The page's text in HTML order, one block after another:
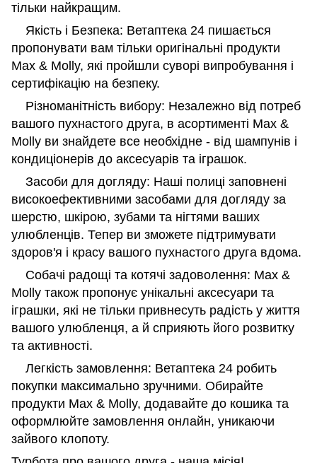
тільки найкращим.
Якість і Безпека: Ветаптека 24 пишається
пропонувати вам тільки оригінальні продукти
Max & Molly, які пройшли суворі випробування і
сертифікацію на безпеку.
Різноманітність вибору: Незалежно від потреб
вашого пухнастого друга, в асортименті Max &
Molly ви знайдете все необхідне - від шампунів і
кондиціонерів до аксесуарів та іграшок.
Засоби для догляду: Наші полиці заповнені
високоефективними засобами для догляду за
шерстю, шкірою, зубами та нігтями ваших
улюбленців. Тепер ви зможете підтримувати
здоров'я і красу вашого пухнастого друга вдома.
Собачі радощі та котячі задоволення: Max &
Molly також пропонує унікальні аксесуари та
іграшки, які не тільки привнесуть радість у життя
вашого улюбленця, а й сприяють його розвитку
та активності.
Легкість замовлення: Ветаптека 24 робить
покупки максимально зручними. Обирайте
продукти Max & Molly, додавайте до кошика та
оформлюйте замовлення онлайн, уникаючи
зайвого клопоту.